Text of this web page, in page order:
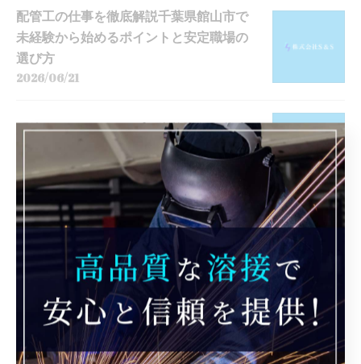
配管工の仕事を徹底解説千葉県館山市で
未経験から始めるポイントと安定職場の
選び方
2026/06/21
配管工のスキルアップで資格取得と将来
性を見極める実践ガイド
2026/06/14
配管工の福利厚生を千葉県我孫子市で徹
底解説！手取りや賞与・現場の実態も詳
2026/06/07
配管工の雇用状況を年収や地域差も踏ま
えて徹底解説